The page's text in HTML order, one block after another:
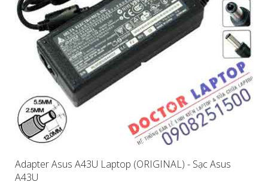
Adapter Asus A43U Laptop (ORIGINAL) - Sạc Asus
A43U